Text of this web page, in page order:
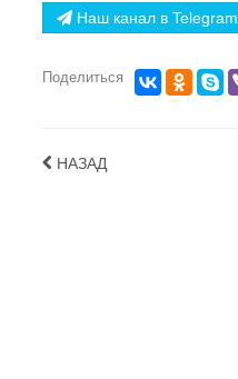
Наш канал в Telegram
Поделиться
НАЗАД